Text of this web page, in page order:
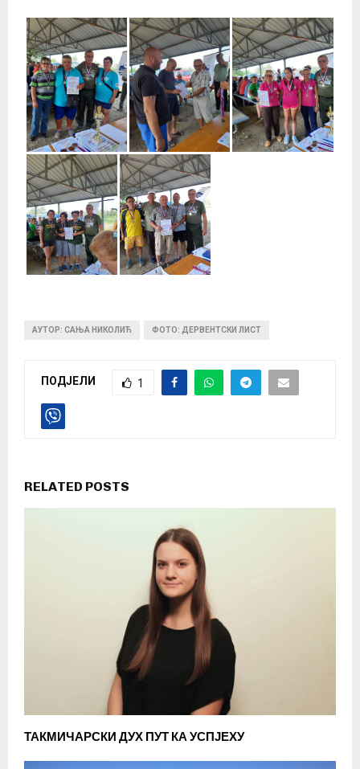
АУТОР: САЊА НИКОЛИЋ ФОТО: ДЕРВЕНТСКИ ЛИСТ
ПОДЈЕЛИ 1
RELATED POSTS
ТАКМИЧАРСКИ ДУХ ПУТ КА УСПЈЕХУ